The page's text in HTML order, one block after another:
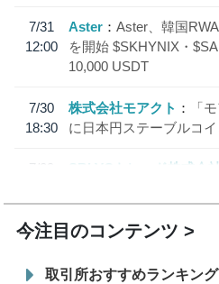
7/31
12:00
Aster
Aster、韓国
を開始 $SKHYNIX・
10,000 USDT
7/30
18:30
株式会社モアクト
「
に日本円ステーブルコ
7/29
SBI VCトレード株式会社
今注目のコンテンツ
取引所おすすめランキング